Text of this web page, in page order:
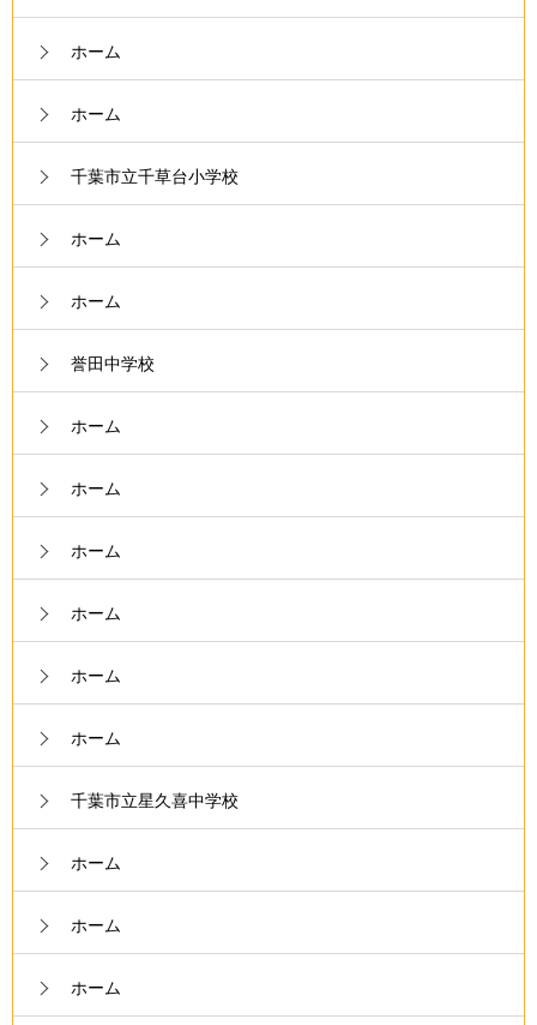
ホーム
ホーム
千葉市立千草台小学校
ホーム
ホーム
誉田中学校
ホーム
ホーム
ホーム
ホーム
ホーム
ホーム
千葉市立星久喜中学校
ホーム
ホーム
ホーム